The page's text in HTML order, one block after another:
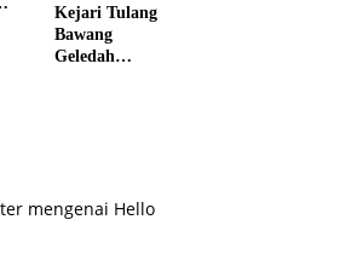
Kejari Tulang
Bawang
Geledah
Diusut Serius
mengenai Hello